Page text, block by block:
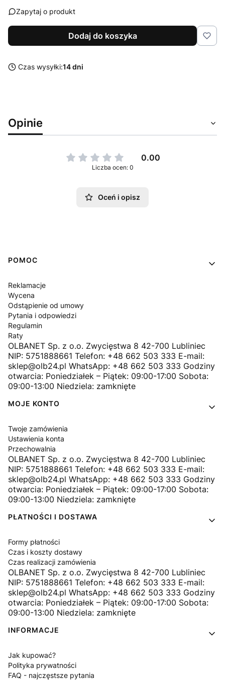
Zapytaj o produkt
Dodaj do koszyka
Czas wysyłki:14 dni
Opinie
0.00
Liczba ocen: 0
Oceń i opisz
Linki w stopce
POMOC
Reklamacje
Wycena
Odstąpienie od umowy
Pytania i odpowiedzi
Regulamin
Raty
OLBANET Sp. z o.o. Zwycięstwa 8 42-700 Lubliniec
NIP: 5751888661 Telefon: +48 662 503 333 E-mail:
sklep@olb24.pl WhatsApp: +48 662 503 333 Godziny
otwarcia: Poniedziałek – Piątek: 09:00-17:00 Sobota:
09:00-13:00 Niedziela: zamknięte
MOJE KONTO
Twoje zamówienia
Ustawienia konta
Przechowalnia
OLBANET Sp. z o.o. Zwycięstwa 8 42-700 Lubliniec
NIP: 5751888661 Telefon: +48 662 503 333 E-mail:
sklep@olb24.pl WhatsApp: +48 662 503 333 Godziny
otwarcia: Poniedziałek – Piątek: 09:00-17:00 Sobota:
09:00-13:00 Niedziela: zamknięte
PŁATNOŚCI I DOSTAWA
Formy płatności
Czas i koszty dostawy
Czas realizacji zamówienia
OLBANET Sp. z o.o. Zwycięstwa 8 42-700 Lubliniec
NIP: 5751888661 Telefon: +48 662 503 333 E-mail:
sklep@olb24.pl WhatsApp: +48 662 503 333 Godziny
otwarcia: Poniedziałek – Piątek: 09:00-17:00 Sobota:
09:00-13:00 Niedziela: zamknięte
INFORMACJE
Jak kupować?
Polityka prywatności
FAQ - najczęstsze pytania